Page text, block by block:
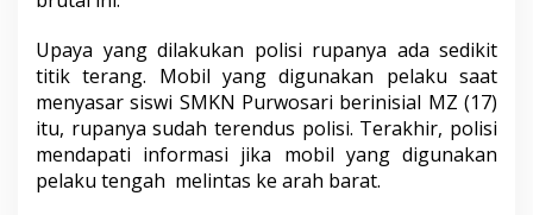
Upaya yang dilakukan polisi rupanya ada sedikit
titik terang. Mobil yang digunakan pelaku saat
menyasar siswi SMKN Purwosari berinisial MZ (17)
itu, rupanya sudah terendus polisi. Terakhir, polisi
mendapati informasi jika mobil yang digunakan
pelaku tengah melintas ke arah barat.